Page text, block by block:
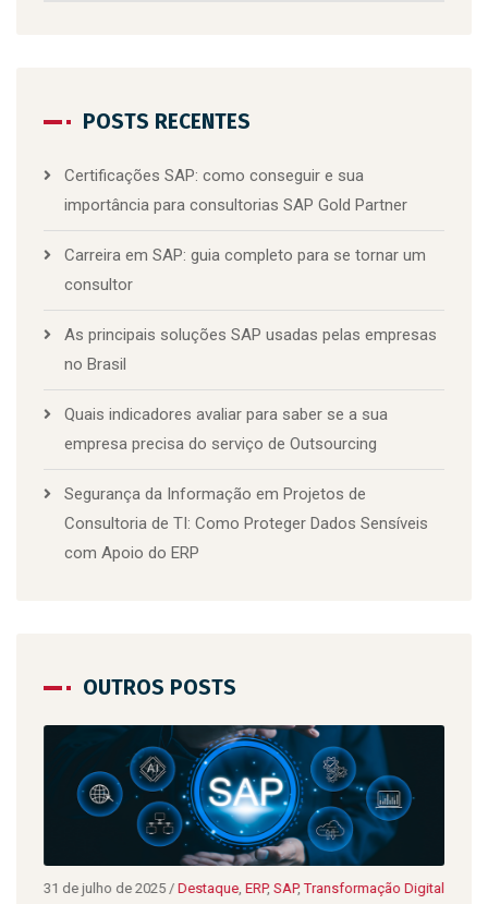
POSTS RECENTES
Certificações SAP: como conseguir e sua
importância para consultorias SAP Gold Partner
Carreira em SAP: guia completo para se tornar um
consultor
As principais soluções SAP usadas pelas empresas
no Brasil
Quais indicadores avaliar para saber se a sua
empresa precisa do serviço de Outsourcing
Segurança da Informação em Projetos de
Consultoria de TI: Como Proteger Dados Sensíveis
com Apoio do ERP
OUTROS POSTS
31 de julho de 2025 / Destaque, ERP, SAP,Transformação Digital